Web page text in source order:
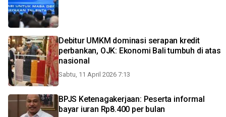
Debitur UMKM dominasi serapan kredit
perbankan, OJK: Ekonomi Bali tumbuh di atas
nasional
Sabtu, 11 April 2026 7:13
BPJS Ketenagakerjaan: Peserta informal
bayar iuran Rp8.400 per bulan